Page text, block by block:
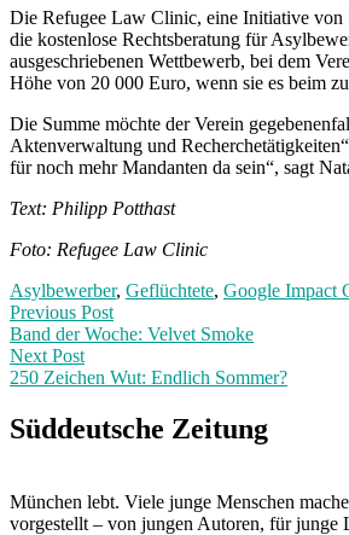
Die Refugee Law Clinic, eine Initiative
die kostenlose Rechtsberatung für
ausgeschriebenen Wettbewerb, bei dem
Höhe von 20 000 Euro, wenn sie es beim
Die Summe möchte der Verein
Aktenverwaltung und
für noch mehr Mandanten da sein“, sagt
Text: Philipp Potthast
Foto: Refugee Law Clinic
Asylbewerber, Geflüchtete, Google Impact
Post
navigation
Previous PostPrevious
post:
Band der Woche: Velvet Smoke
Next Post
250 Zeichen Wut: Endlich Sommer?
Post:
Süddeutsche Zeitung
München lebt. Viele junge Menschen
vorgestellt – von jungen Autoren, für junge